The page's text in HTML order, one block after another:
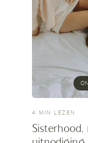
4 MIN LEZEN